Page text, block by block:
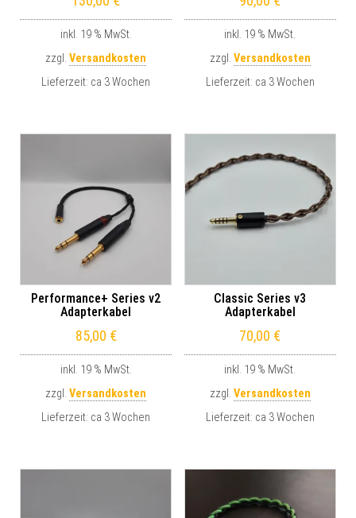
inkl. 19 % MwSt.
zzgl.Versandkosten
Lieferzeit: ca 3 Wochen
inkl. 19 % MwSt.
zzgl. Versandkosten
Lieferzeit: ca 3 Wochen
Performance+ Series v2
Adapterkabel
85,00 €
inkl. 19 % MwSt.
zzgl.Versandkosten
Lieferzeit: ca 3 Wochen
Classic Series v3
Adapterkabel
70,00 €
inkl. 19 % MwSt.
zzgl. Versandkosten
Lieferzeit: ca 3 Wochen